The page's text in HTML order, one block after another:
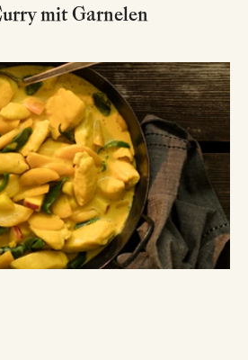
mit Garnelen